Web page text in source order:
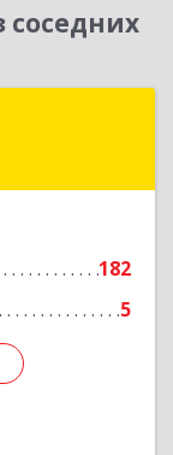
182
5
Подробнее